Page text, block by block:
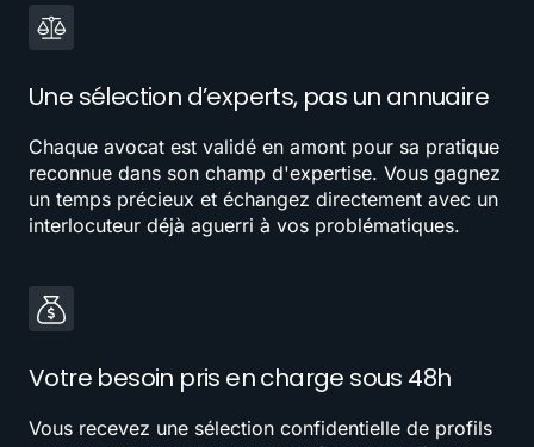
Une sélection d’experts, pas un annuaire
Chaque avocat est validé en amont pour sa pratique
reconnue dans son champ d'expertise. Vous gagnez
un temps précieux et échangez directement avec un
interlocuteur déjà aguerri à vos problématiques.
Votre besoin pris en charge sous 48h
Vous recevez une sélection confidentielle de profils